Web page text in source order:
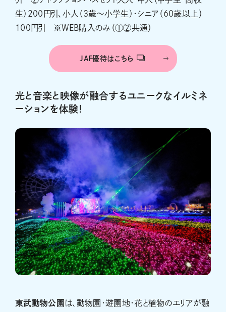
生）200円引、小人（3歳～小学生）・シニア（60歳以上）
100円引 ※WEB購入のみ（①②共通）
JAF優待はこちら
光と音楽と映像が融合するユニークなイルミネ
ーションを体験！
東武動物公園 は、動物園・遊園地・花と植物のエリアが融